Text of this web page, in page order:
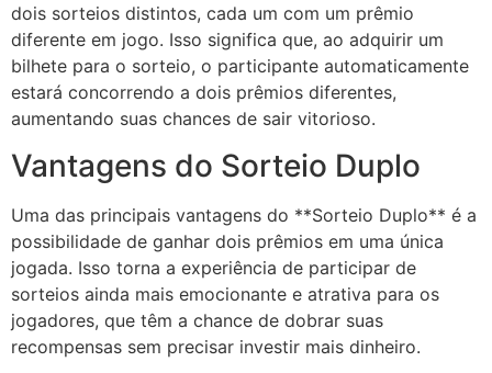
dois sorteios distintos, cada um com um prêmio
diferente em jogo. Isso significa que, ao adquirir um
bilhete para o sorteio, o participante automaticamente
estará concorrendo a dois prêmios diferentes,
aumentando suas chances de sair vitorioso.
Vantagens do Sorteio Duplo
Uma das principais vantagens do **Sorteio Duplo** é a
possibilidade de ganhar dois prêmios em uma única
jogada. Isso torna a experiência de participar de
sorteios ainda mais emocionante e atrativa para os
jogadores, que têm a chance de dobrar suas
recompensas sem precisar investir mais dinheiro.